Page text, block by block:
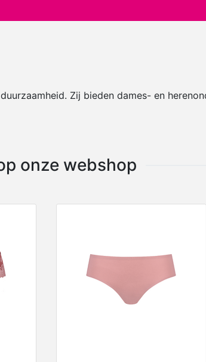
Zij bieden dames- en
onze webshop